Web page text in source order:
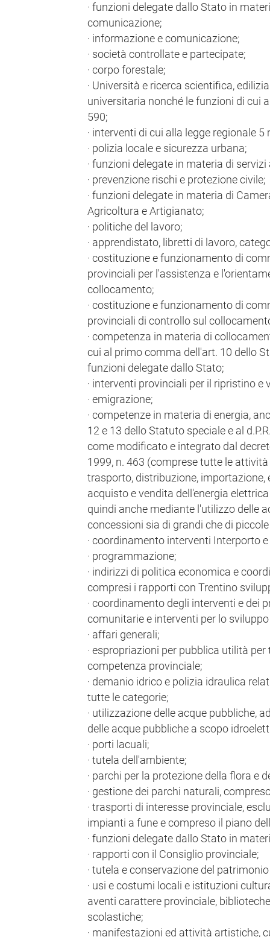
· funzioni delegate dallo Stato in
comunicazione;
· informazione e comunicazione;
· società controllate e partecipate;
· corpo forestale;
· Università e ricerca scientifica,
universitaria nonché le funzioni di cui
590;
· interventi di cui alla legge regionale 5
· polizia locale e sicurezza urbana;
· funzioni delegate in materia di
· prevenzione rischi e protezione civile;
· funzioni delegate in materia di
Agricoltura e Artigianato;
· politiche del lavoro;
· apprendistato, libretti di lavoro,
· costituzione e funzionamento di
provinciali per l'assistenza e
collocamento;
· costituzione e funzionamento di
provinciali di controllo sul
· competenza in materia di
cui al primo comma dell'art. 10 dello
funzioni delegate dallo Stato;
· interventi provinciali per il ripristino
· emigrazione;
· competenze in materia di energia,
12 e 13 dello Statuto speciale e al
come modificato e integrato dal
1999, n. 463 (comprese tutte le
trasporto, distribuzione,
acquisto e vendita dell'energia
quindi anche mediante l'utilizzo delle
concessioni sia di grandi che di
· coordinamento interventi Interporto
· programmazione;
· indirizzi di politica economica e
compresi i rapporti con Trentino
· coordinamento degli interventi e dei
comunitarie e interventi per lo
· affari generali;
· espropriazioni per pubblica utilità
competenza provinciale;
· demanio idrico e polizia idraulica
tutte le categorie;
· utilizzazione delle acque pubbliche,
delle acque pubbliche a scopo
· porti lacuali;
· tutela dell'ambiente;
· parchi per la protezione della flora e
· gestione dei parchi naturali,
· trasporti di interesse provinciale,
impianti a fune e compreso il piano
· funzioni delegate dallo Stato in
· rapporti con il Consiglio provinciale;
· tutela e conservazione del
· usi e costumi locali e istituzioni
aventi carattere provinciale,
scolastiche;
· manifestazioni ed attività artistiche,